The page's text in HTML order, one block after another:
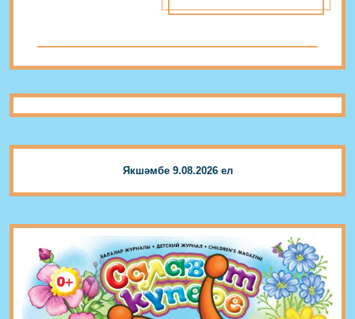
Якшәмбе 9.08.2026 ел